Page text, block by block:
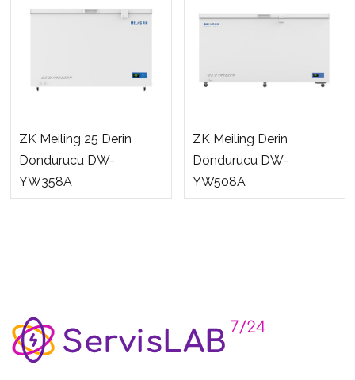
ZK Meiling 25 Derin
Dondurucu DW-
YW358A
ZK Meiling Derin
Dondurucu DW-
YW508A